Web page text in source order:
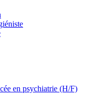
en psychiatrie (H/F)